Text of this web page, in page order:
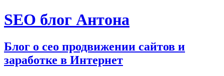
Перейти
к
SEO блог Антона
Блог о сео продвижении сайтов и
заработке в Интернет